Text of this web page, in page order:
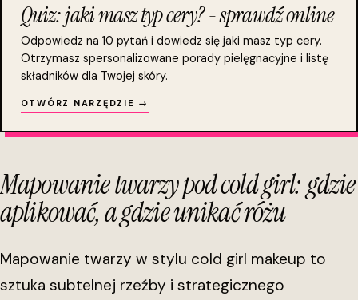
Quiz: jaki masz typ cery? - sprawdź online
Odpowiedz na 10 pytań i dowiedz się jaki masz typ cery.
Otrzymasz spersonalizowane porady pielęgnacyjne i listę
składników dla Twojej skóry.
OTWÓRZ NARZĘDZIE →
Mapowanie twarzy pod cold girl: gdzie
aplikować, a gdzie unikać różu
Mapowanie twarzy w stylu cold girl makeup to
sztuka subtelnej rzeźby i strategicznego